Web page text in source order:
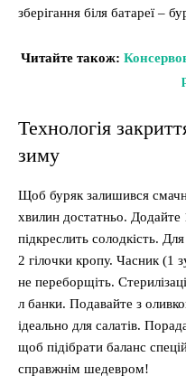
зберігання біля батареї –
Читайте також:
Технологія
зиму
Щоб буряк залишився
хвилин достатньо. Додайте
підкреслить солодкість.
2 гілочки кропу. Часник (1
не переборщіть.
л банки. Подавайте з
ідеально для салатів.
щоб підібрати баланс
справжнім шедевром!